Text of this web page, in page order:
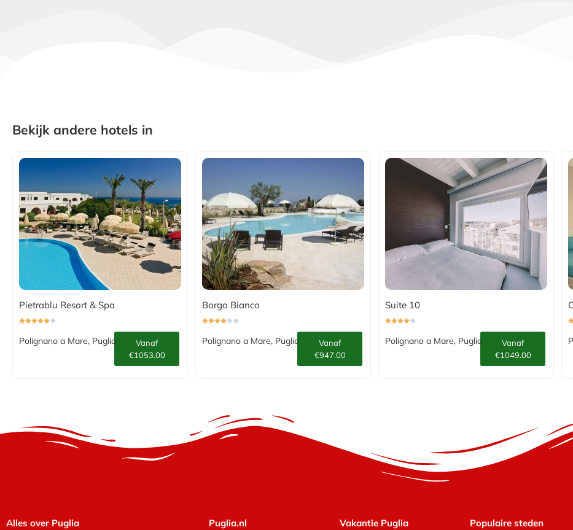
Bekijk andere hotels in
Pietrablu Resort & Spa
Polignano a Mare, Puglia
Vanaf
€1053.00
Borgo Bianco
Polignano a Mare, Puglia
Vanaf
€947.00
Suite 10
Polignano a Mare, Puglia
Vanaf
€1049.00
Alles over Puglia Puglia.nl Vakantie Puglia Populaire steden